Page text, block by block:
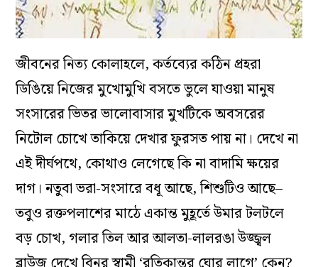
জীবনের নিত্য কোলাহলে, কর্তব্যের কঠিন প্রহরা
ডিঙিয়ে নিজের মুখোমুখি বসতে ভুলে যাওয়া মানুষ
সংসারের ভিতর ভালোবাসার মুখটিকে অবসরের
নিটোল চোখে তাকিয়ে দেখার ফুরসত পায় না। দেখে না
এই দীর্ঘপথে, কোথাও লেগেছে কি না বাদামি ক্ষয়ের
দাগ। নতুবা ভরা-সংসারে বধূ আছে, শিশুটিও আছে–
তবুও রক্তপলাশের মাঠে একান্ত মুহূর্তে উমার টলটলে
বড় চোখ, গলার তিল আর আলতা-লালরঙা উজ্জ্বল